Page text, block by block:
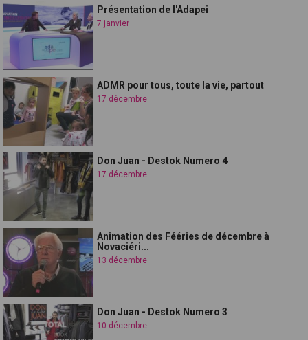
Présentation de l'Adapei
7 janvier
ADMR pour tous, toute la vie, partout
17 décembre
Don Juan - Destok Numero 4
17 décembre
Animation des Fééries de décembre à
Novaciéri...
13 décembre
Don Juan - Destok Numero 3
10 décembre